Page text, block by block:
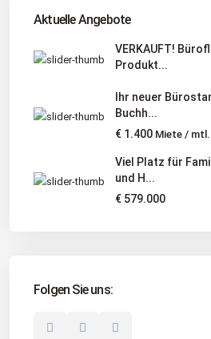
Aktuelle Angebote
VERKAUFT!
Produkt...
Ihr neuer
Buchh...
€ 1.400 Miete /
Viel Platz für
und H...
€ 579.000
Folgen Sie uns:
Unternehmen
Immobilienangebote
© 2025 Borkenhagen Immobilien.